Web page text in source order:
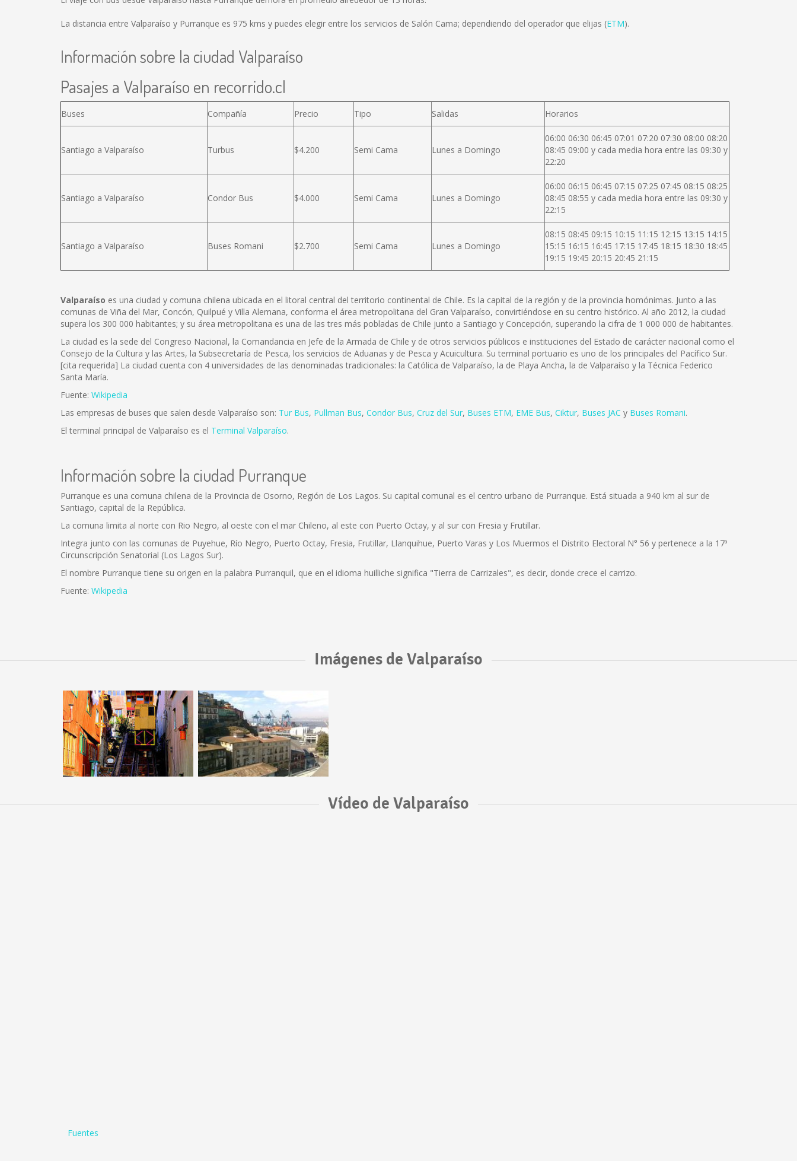
La distancia entre Valparaíso y Purranque es 975 kms y puedes elegir entre los servicios de Salón Cama; dependiendo del operador que elijas (ETM).
Información sobre la ciudad Valparaíso
Pasajes a Valparaíso en recorrido.cl
Buses Compañía Precio Tipo Salidas Horarios
Santiago a Valparaíso Turbus $4.200 Semi Cama Lunes a Domingo
06:00 06:30 06:45 07:01 07:20 07:30 08:00 08:20
08:45 09:00 y cada media hora entre las 09:30 y
22:20
Santiago a Valparaíso Condor Bus $4.000 Semi Cama Lunes a Domingo
06:00 06:15 06:45 07:15 07:25 07:45 08:15 08:25
08:45 08:55 y cada media hora entre las 09:30 y
22:15
Santiago a Valparaíso Buses Romani $2.700 Semi Cama Lunes a Domingo
08:15 08:45 09:15 10:15 11:15 12:15 13:15 14:15
15:15 16:15 16:45 17:15 17:45 18:15 18:30 18:45
19:15 19:45 20:15 20:45 21:15
Valparaíso es una ciudad y comuna chilena ubicada en el litoral central del territorio continental de Chile. Es la capital de la región y de la provincia homónimas. Junto a las
comunas de Viña del Mar, Concón, Quilpué y Villa Alemana, conforma el área metropolitana del Gran Valparaíso, convirtiéndose en su centro histórico. Al año 2012, la ciudad
supera los 300 000 habitantes; y su área metropolitana es una de las tres más pobladas de Chile junto a Santiago y Concepción, superando la cifra de 1 000 000 de habitantes.
La ciudad es la sede del Congreso Nacional, la Comandancia en Jefe de la Armada de Chile y de otros servicios públicos e instituciones del Estado de carácter nacional como el
Consejo de la Cultura y las Artes, la Subsecretaría de Pesca, los servicios de Aduanas y de Pesca y Acuicultura. Su terminal portuario es uno de los principales del Pacífico Sur.
[cita requerida] La ciudad cuenta con 4 universidades de las denominadas tradicionales: la Católica de Valparaíso, la de Playa Ancha, la de Valparaíso y la Técnica Federico
Santa María.
Fuente: Wikipedia
Las empresas de buses que salen desde Valparaíso son: Tur Bus, Pullman Bus, Condor Bus, Cruz del Sur, Buses ETM, EME Bus, Ciktur, Buses JAC y Buses Romani.
El terminal principal de Valparaíso es el Terminal Valparaíso.
Información sobre la ciudad Purranque
Purranque es una comuna chilena de la Provincia de Osorno, Región de Los Lagos. Su capital comunal es el centro urbano de Purranque. Está situada a 940 km al sur de
Santiago, capital de la República.
La comuna limita al norte con Rio Negro, al oeste con el mar Chileno, al este con Puerto Octay, y al sur con Fresia y Frutillar.
Integra junto con las comunas de Puyehue, Río Negro, Puerto Octay, Fresia, Frutillar, Llanquihue, Puerto Varas y Los Muermos el Distrito Electoral N° 56 y pertenece a la 17ª
Circunscripción Senatorial (Los Lagos Sur).
El nombre Purranque tiene su origen en la palabra Purranquil, que en el idioma huilliche significa "Tierra de Carrizales", es decir, donde crece el carrizo.
Fuente: Wikipedia
Imágenes de Valparaíso
Vídeo de Valparaíso
Fuentes